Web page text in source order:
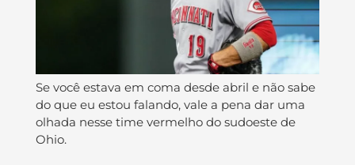
Se você estava em coma desde abril e não sabe
do que eu estou falando, vale a pena dar uma
olhada nesse time vermelho do sudoeste de
Ohio.